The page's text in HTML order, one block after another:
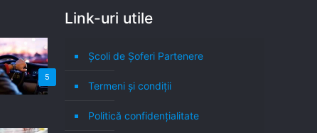
5
Link-uri utile
Școli de Șoferi Partenere
Termeni şi condiţii
Politică confidenţialitate